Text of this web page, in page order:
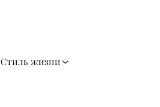
Стиль жизни